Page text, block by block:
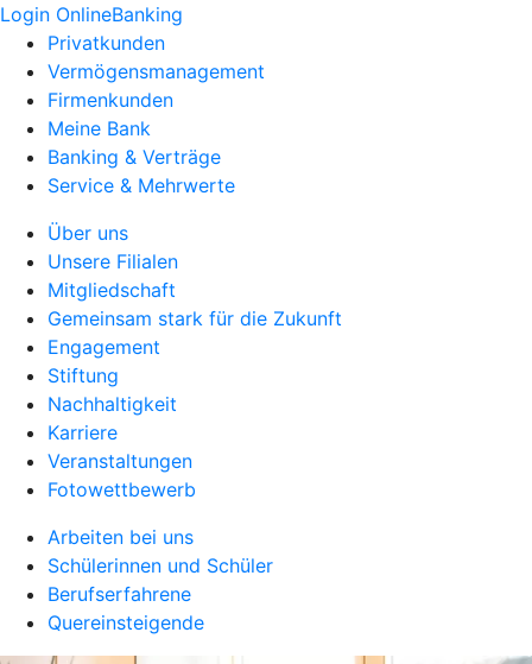
Login OnlineBanking
Privatkunden
Vermögensmanagement
Firmenkunden
Meine Bank
Banking & Verträge
Service & Mehrwerte
Über uns
Unsere Filialen
Mitgliedschaft
Gemeinsam stark für die Zukunft
Engagement
Stiftung
Nachhaltigkeit
Karriere
Veranstaltungen
Fotowettbewerb
Arbeiten bei uns
Schülerinnen und Schüler
Berufserfahrene
Quereinsteigende